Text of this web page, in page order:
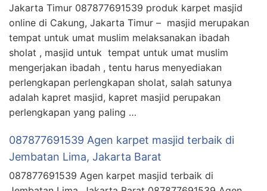
Jakarta Timur 087877691539 produk karpet masjid
online di Cakung, Jakarta Timur – masjid merupakan
tempat untuk umat muslim melaksanakan ibadah
sholat , masjid untuk tempat untuk umat muslim
mengerjakan ibadah , tentu harus menyediakan
perlengkapan perlengkapan sholat, salah satunya
adalah kapret masjid, kapret masjid perupakan
perlengkapan yang paling …
087877691539 Agen karpet masjid terbaik di
Jembatan Lima, Jakarta Barat
087877691539 Agen karpet masjid terbaik di